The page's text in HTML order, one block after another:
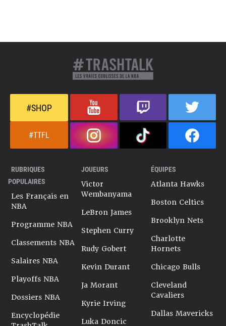
#SHOP
#TTFL
RUBRIQUES
POPULAIRES
Les Français en
NBA
Programme NBA
Classements NBA
Salaires NBA
Playoffs NBA
Dossiers NBA
Encyclopédie
JOUEURS
Victor
Wembanyama
LeBron James
Stephen Curry
Rudy Gobert
Kevin Durant
Ja Morant
Kyrie Irving
Luka Doncic
ÉQUIPES
Atlanta Hawks
Boston Celtics
Brooklyn Nets
Charlotte
Hornets
Chicago Bulls
Cleveland
Cavaliers
Dallas Mavericks